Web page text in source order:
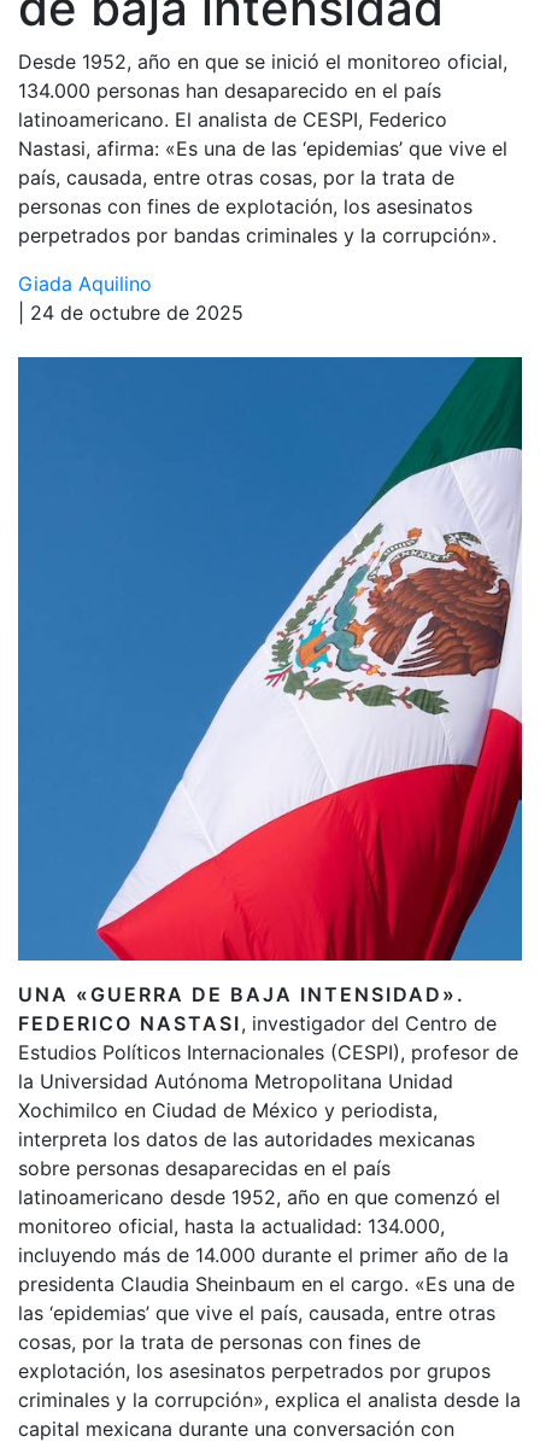
Desde 1952, año en que se inició el monitoreo oficial,
134.000 personas han desaparecido en el país
latinoamericano. El analista de CESPI, Federico
Nastasi, afirma: «Es una de las ‘epidemias’ que vive el
país, causada, entre otras cosas, por la trata de
personas con fines de explotación, los asesinatos
perpetrados por bandas criminales y la corrupción».
Giada Aquilino
| 24 de octubre de 2025
UNA «GUERRA DE BAJA INTENSIDAD».
FEDERICO NASTASI, investigador del Centro de
Estudios Políticos Internacionales (CESPI), profesor de
la Universidad Autónoma Metropolitana Unidad
Xochimilco en Ciudad de México y periodista,
interpreta los datos de las autoridades mexicanas
sobre personas desaparecidas en el país
latinoamericano desde 1952, año en que comenzó el
monitoreo oficial, hasta la actualidad: 134.000,
incluyendo más de 14.000 durante el primer año de la
presidenta Claudia Sheinbaum en el cargo. «Es una de
las ‘epidemias’ que vive el país, causada, entre otras
cosas, por la trata de personas con fines de
explotación, los asesinatos perpetrados por grupos
criminales y la corrupción», explica el analista desde la
capital mexicana durante una conversación con